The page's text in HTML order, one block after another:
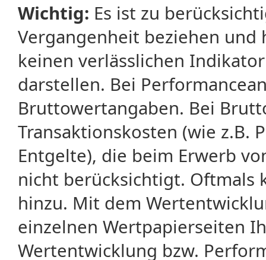
Wichtig: Es ist zu
Vergangenheit beziehen
keinen verlässlichen
darstellen. Bei
Bruttowertangaben. Bei
Transaktionskosten (wie z.B.
Entgelte), die beim Erwerb
nicht berücksichtigt. Oftmals
hinzu. Mit dem
einzelnen Wertpapierseiten
Wertentwicklung bzw.